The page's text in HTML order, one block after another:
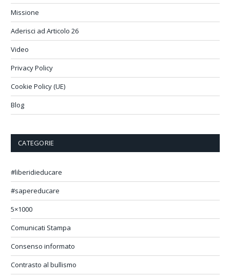
Missione
Aderisci ad Articolo 26
Video
Privacy Policy
Cookie Policy (UE)
Blog
CATEGORIE
#liberidieducare
#sapereducare
5×1000
Comunicati Stampa
Consenso informato
Contrasto al bullismo